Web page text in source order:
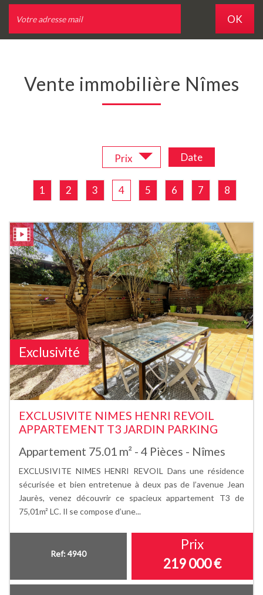
OK
Vente immobilière Nîmes
Prix Date
1 2 3 4 5 6 7 8
Exclusivité
EXCLUSIVITE NIMES HENRI REVOIL
APPARTEMENT T3 JARDIN PARKING
Appartement 75.01 m² - 4 Pièces - Nîmes
EXCLUSIVITE NIMES HENRI REVOIL Dans une résidence
sécurisée et bien entretenue à deux pas de l’avenue Jean
Jaurès, venez découvrir ce spacieux appartement T3 de
75,01m² LC. Il se compose d’une...
Ref: 4940
Prix
219 000€